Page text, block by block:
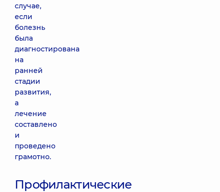
случае,
если
болезнь
была
диагностирована
на
ранней
стадии
развития,
а
лечение
составлено
и
проведено
грамотно.
Профилактические